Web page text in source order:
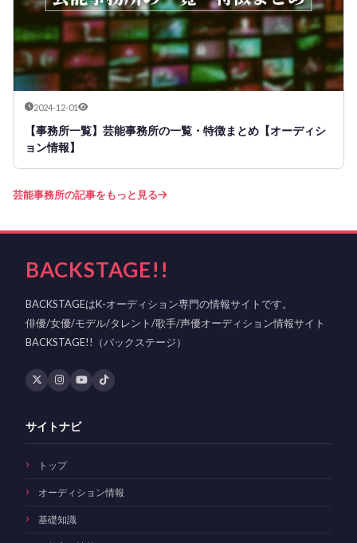
2024-12-01
【事務所一覧】芸能事務所の一覧・特徴まとめ【オーディシ
ョン情報】
芸能事務所の記事をもっと見る
BACKSTAGE!!
BACKSTAGEはK-オーディション専門の情報サイトです。
俳優/女優/モデル/タレント/歌手/声優オーディション情報サイト
BACKSTAGE!!（バックステージ）
サイトナビ
トップ
オーディション情報
基礎知識